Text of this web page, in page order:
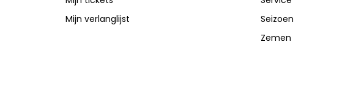
Mijn verlanglijst
Seizoen
Zemen